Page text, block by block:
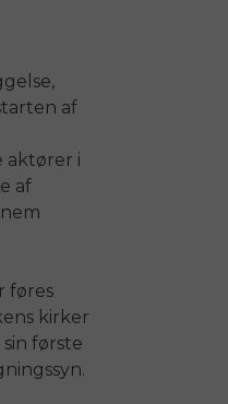
af
aktører i
af
føres
kirker
første